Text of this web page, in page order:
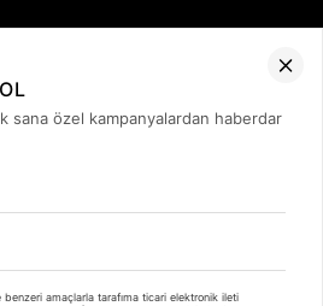
sana özel kampanyalardan haberdar
benzeri amaçlarla tarafıma ticari elektronik ileti